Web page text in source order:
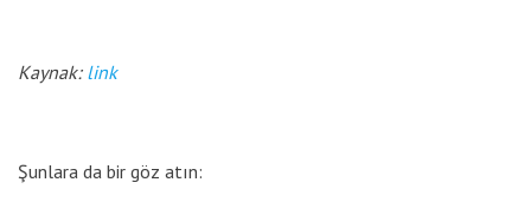
Kaynak: link
Şunlara da bir göz atın: